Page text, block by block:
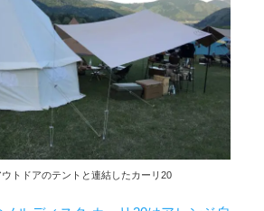
トドアのテントと連結したカーリ20